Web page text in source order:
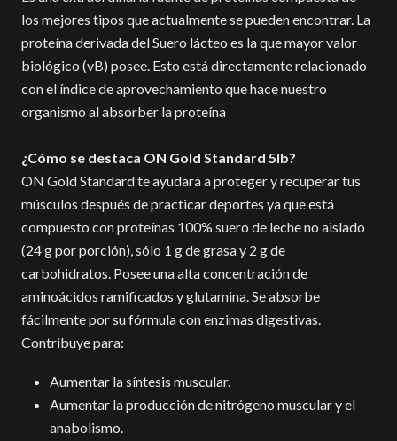
los mejores tipos que actualmente se pueden encontrar. La
proteína derivada del Suero lácteo es la que mayor valor
biológico (vB) posee. Esto está directamente relacionado
con el índice de aprovechamiento que hace nuestro
organismo al absorber la proteína
¿Cómo se destaca ON Gold Standard 5lb?
ON Gold Standard te ayudará a proteger y recuperar tus
músculos después de practicar deportes ya que está
compuesto con proteínas 100% suero de leche no aislado
(24 g por porción), sólo 1 g de grasa y 2 g de
carbohidratos. Posee una alta concentración de
aminoácidos ramificados y glutamina. Se absorbe
fácilmente por su fórmula con enzimas digestivas.
Contribuye para:
Aumentar la síntesis muscular.
Aumentar la producción de nitrógeno muscular y el
anabolismo.